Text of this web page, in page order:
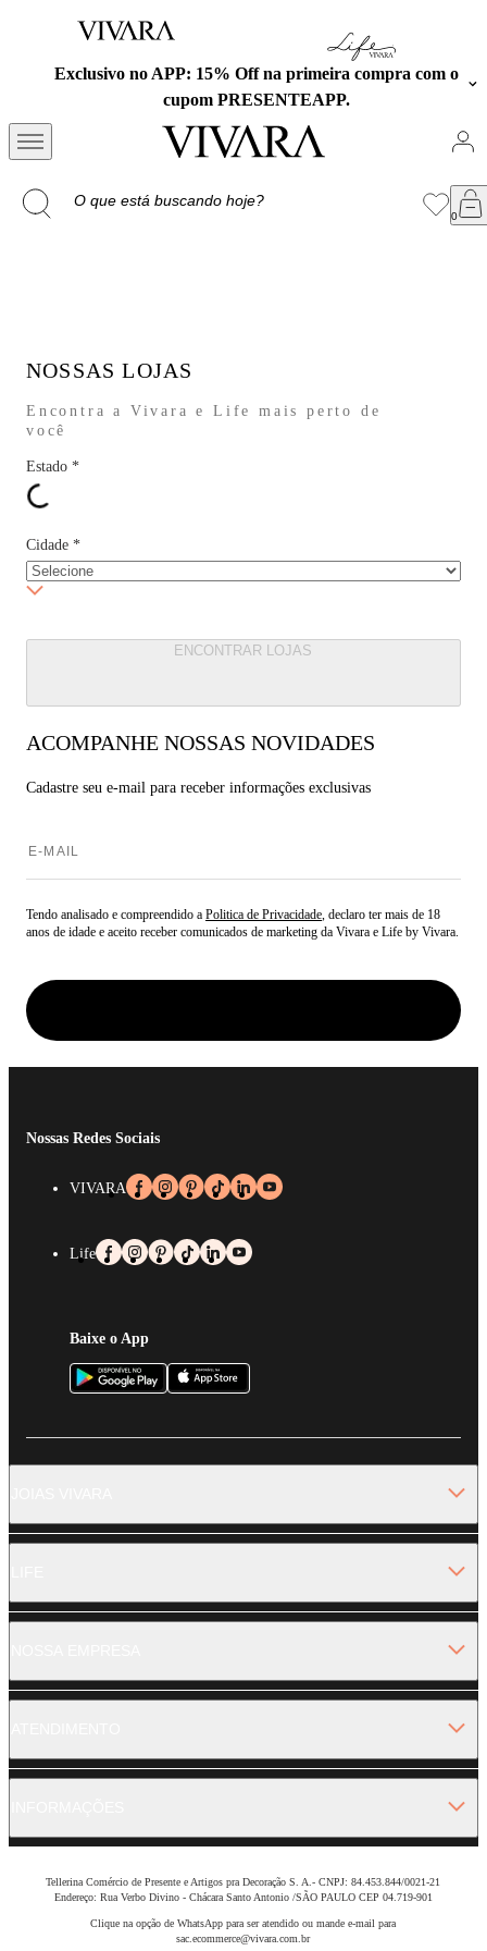
Exclusivo no APP: 15% Off na primeira compra com o
cupom PRESENTEAPP.
NOSSAS LOJAS
Encontra a Vivara e Life mais perto de
você
Estado *
Cidade *
ENCONTRAR LOJAS
ACOMPANHE NOSSAS NOVIDADES
Cadastre seu e-mail para receber informações exclusivas
Tendo analisado e compreendido a Politica de Privacidade, declaro ter mais de 18
anos de idade e aceito receber comunicados de marketing da Vivara e Life by Vivara.
Nossas Redes Sociais
VIVARA
Life
Baixe o App
Tellerina Comércio de Presente e Artigos pra Decoração S. A.- CNPJ: 84.453.844/0021-21
Endereço: Rua Verbo Divino - Chácara Santo Antonio /SÃO PAULO CEP 04.719-901
Clique na opção de WhatsApp para ser atendido ou mande e-mail para
sac.ecommerce@vivara.com.br